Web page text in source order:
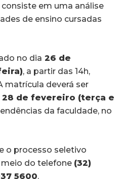
consiste em uma análise
de ensino cursadas
no dia 26 de
, a partir das 14h,
matrícula deverá ser
28 de fevereiro (terça e
da faculdade, no
o processo seletivo
do telefone (32)
5600.